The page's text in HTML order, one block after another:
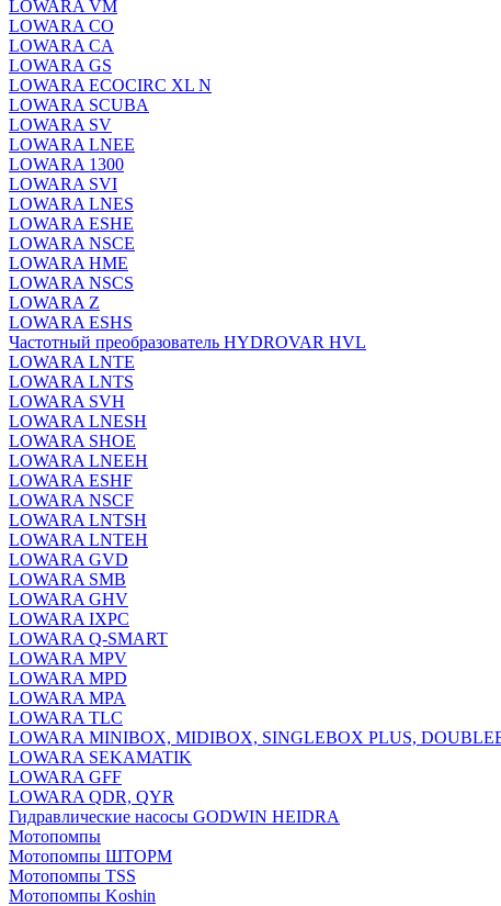
LOWARA VM
LOWARA CO
LOWARA CA
LOWARA GS
LOWARA ECOCIRC XL N
LOWARA SCUBA
LOWARA SV
LOWARA LNEE
LOWARA 1300
LOWARA SVI
LOWARA LNES
LOWARA ESHE
LOWARA NSCE
LOWARA HME
LOWARA NSCS
LOWARA Z
LOWARA ESHS
Частотный преобразователь HYDROVAR HVL
LOWARA LNTE
LOWARA LNTS
LOWARA SVH
LOWARA LNESH
LOWARA SHOE
LOWARA LNEEH
LOWARA ESHF
LOWARA NSCF
LOWARA LNTSH
LOWARA LNTEH
LOWARA GVD
LOWARA SMB
LOWARA GHV
LOWARA IXPС
LOWARA Q-SMART
LOWARA MPV
LOWARA MPD
LOWARA MPA
LOWARA TLC
LOWARA MINIBOX, MIDIBOX, SINGLEBOX PLUS,
LOWARA SEKAMATIK
LOWARA GFF
LOWARA QDR, QYR
Гидравлические насосы GODWIN HEIDRA
Мотопомпы
Мотопомпы ШТОРМ
Мотопомпы TSS
Мотопомпы Koshin